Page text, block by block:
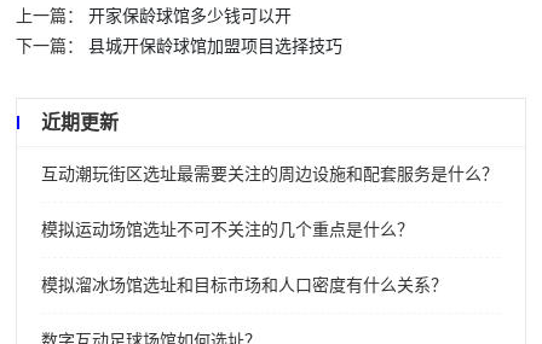
上一篇：
开家保龄球馆多少钱可以开
下一篇：
县城开保龄球馆加盟项目选择技巧
近期更新
互动潮玩街区选址最需要关注的周边设施和配套服务是什么？
模拟运动场馆选址不可不关注的几个重点是什么？
模拟溜冰场馆选址和目标市场和人口密度有什么关系？